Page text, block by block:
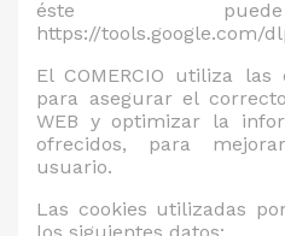
éste
https://tools.google.com/
El COMERCIO utiliza
para asegurar el
WEB y optimizar la
ofrecidos, para
usuario.
Las cookies utilizadas
los siguientes datos: